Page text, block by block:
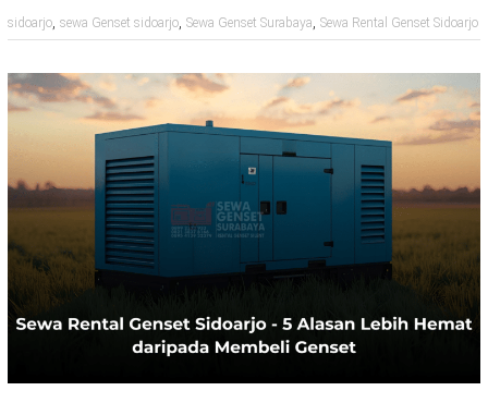
sidoarjo, sewa Genset sidoarjo, Sewa Genset Surabaya, Sewa Rental Genset Sidoarjo